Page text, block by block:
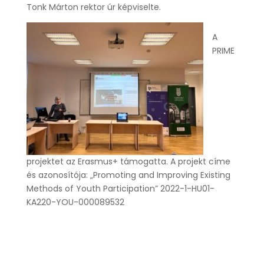
Tonk Márton rektor úr képviselte.
A
PRIME
projektet az Erasmus+ támogatta. A projekt címe
és azonosítója: „Promoting and Improving Existing
Methods of Youth Participation” 2022-1-HU01-
KA220-YOU-000089532